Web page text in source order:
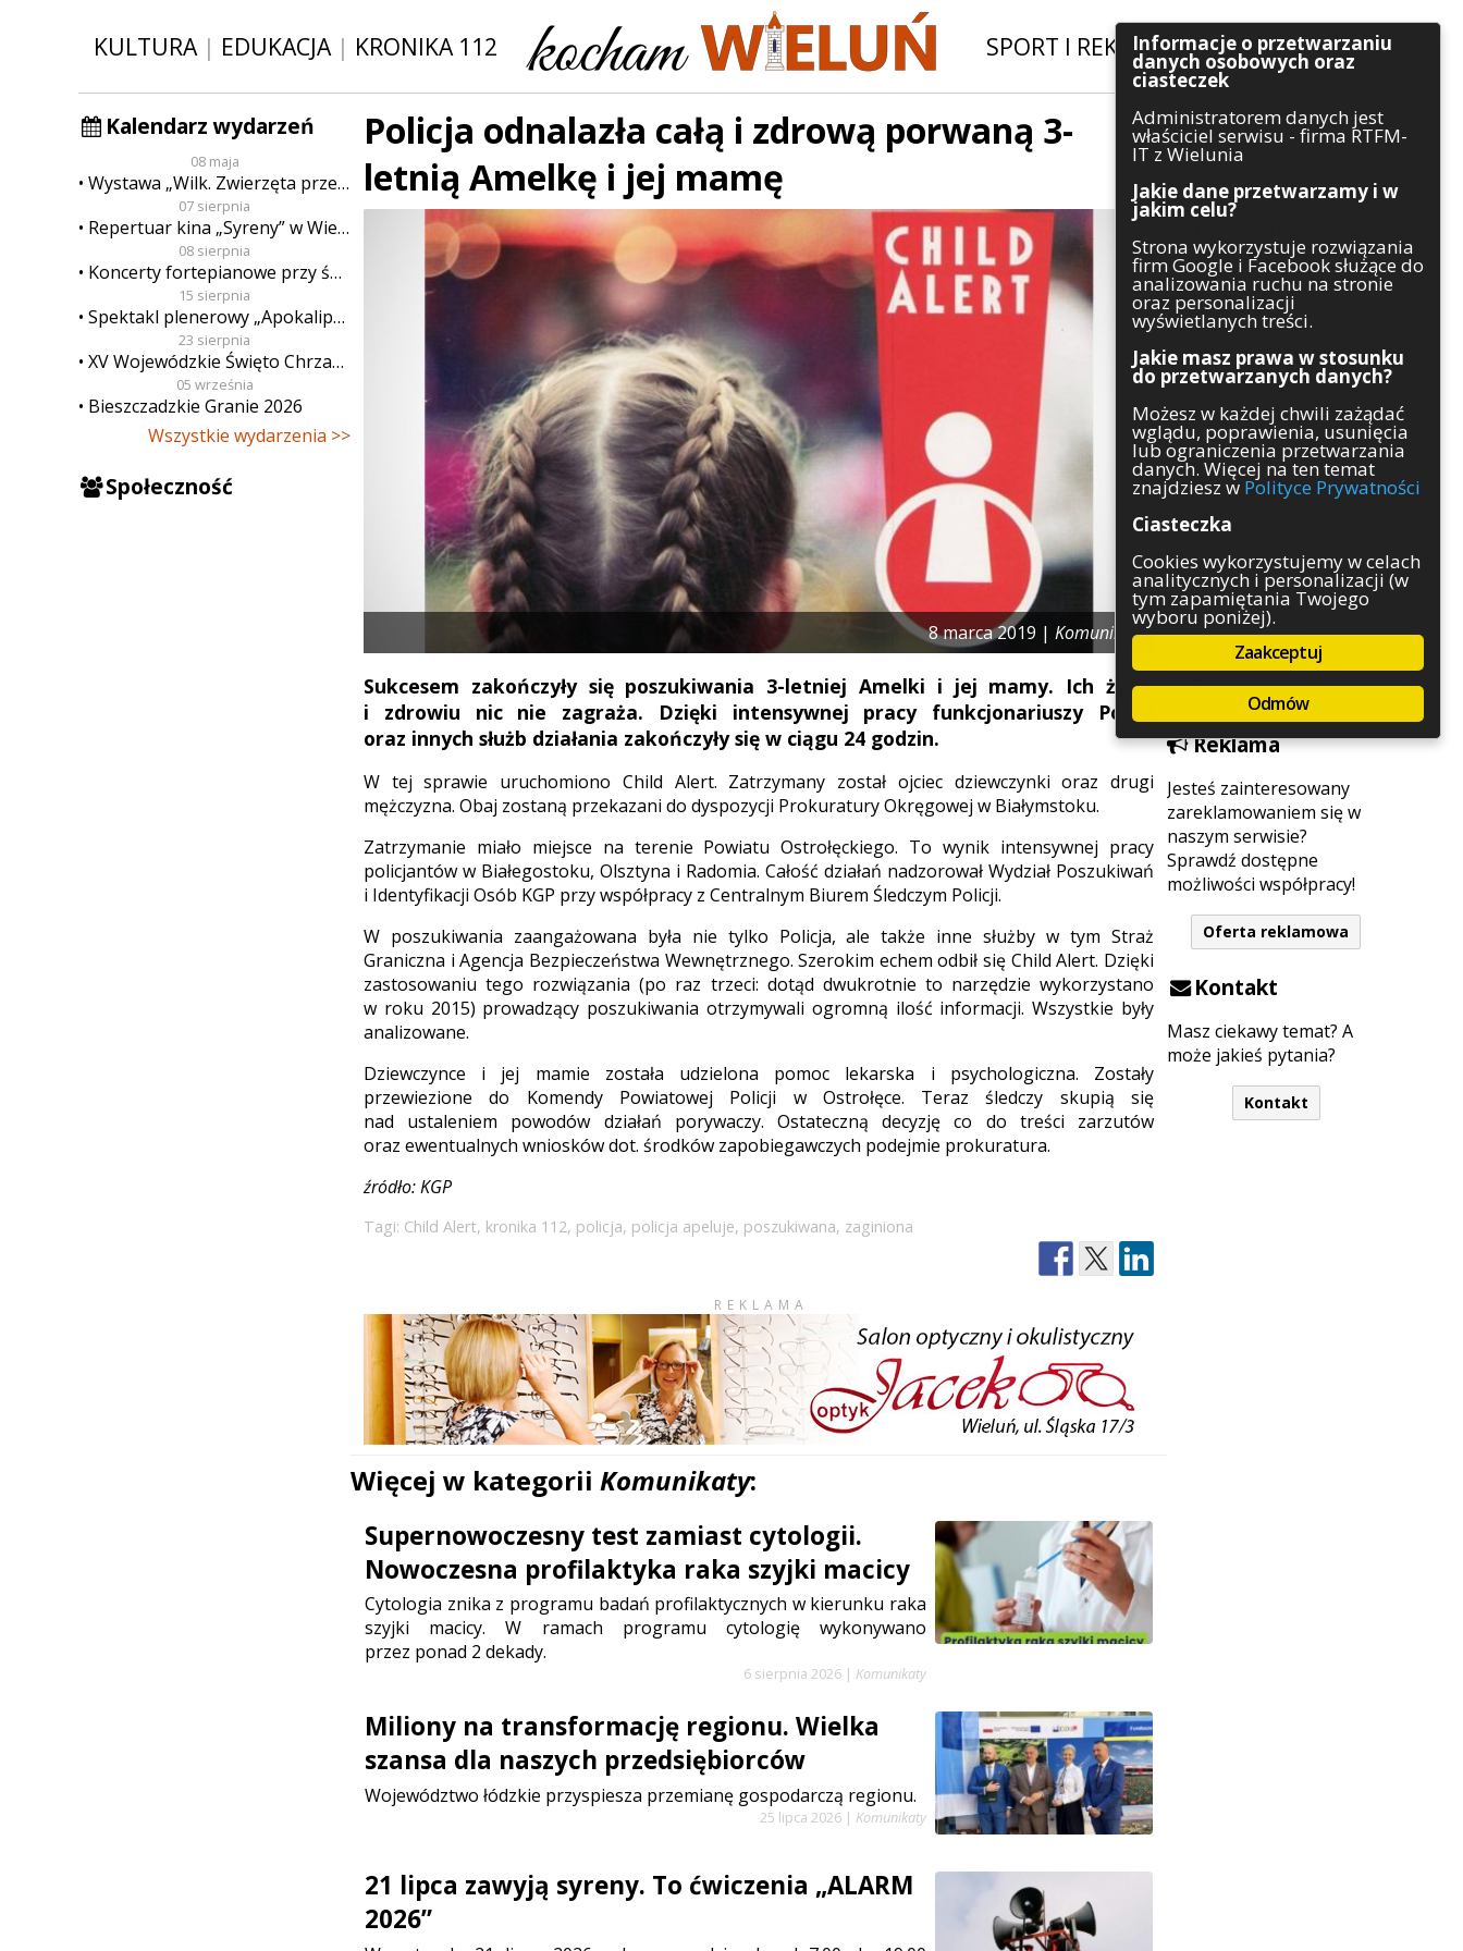
KULTURA| EDUKACJA| KRONIKA 112 SPORT I REKREACJA|INWESTYCJE
Kalendarz wydarzeń
08 maja
Wystawa „Wilk. Zwierzęta przeklęte”
07 sierpnia
Repertuar kina „Syreny” w Wieluniu w dn. od 7 do 13 sierpnia
08 sierpnia
Koncerty fortepianowe przy świecach
15 sierpnia
Spektakl plenerowy „Apokalipsa”
23 sierpnia
XV Wojewódzkie Święto Chrzanu
05 września
Bieszczadzkie Granie 2026
Wszystkie wydarzenia >>
Społeczność
Szukaj
Kategorie
Architektura
Gospodarka
Handel
Komunikaty
Kultura
Polityka
Pozostałe
Psychologia
Rolnictwo
Służby
Sport
Środowisko
Szkolnictwo
Wydarzenia
Zapowiedzi
Zdrowie
Reklama
Jesteś zainteresowany
zareklamowaniem się w
naszym serwisie?
Sprawdź dostępne
możliwości współpracy!
Oferta reklamowa
Kontakt
Masz ciekawy temat? A
może jakieś pytania?
Kontakt
Policja odnalazła całą i zdrową porwaną 3-
letnią Amelkę i jej mamę
8 marca 2019 |Komunikaty
Sukcesem zakończyły się poszukiwania 3-letniej Amelki i jej mamy. Ich życiu
i zdrowiu nic nie zagraża. Dzięki intensywnej pracy funkcjonariuszy Policji
oraz innych służb działania zakończyły się w ciągu 24 godzin.
W tej sprawie uruchomiono Child Alert. Zatrzymany został ojciec dziewczynki oraz drugi
mężczyzna. Obaj zostaną przekazani do dyspozycji Prokuratury Okręgowej w Białymstoku.
Zatrzymanie miało miejsce na terenie Powiatu Ostrołęckiego. To wynik intensywnej pracy
policjantów w Białegostoku, Olsztyna i Radomia. Całość działań nadzorował Wydział Poszukiwań
i Identyfikacji Osób KGP przy współpracy z Centralnym Biurem Śledczym Policji.
W poszukiwania zaangażowana była nie tylko Policja, ale także inne służby w tym Straż
Graniczna i Agencja Bezpieczeństwa Wewnętrznego. Szerokim echem odbił się Child Alert. Dzięki
zastosowaniu tego rozwiązania (po raz trzeci: dotąd dwukrotnie to narzędzie wykorzystano
w roku 2015) prowadzący poszukiwania otrzymywali ogromną ilość informacji. Wszystkie były
analizowane.
Dziewczynce i jej mamie została udzielona pomoc lekarska i psychologiczna. Zostały
przewiezione do Komendy Powiatowej Policji w Ostrołęce. Teraz śledczy skupią się
nad ustaleniem powodów działań porywaczy. Ostateczną decyzję co do treści zarzutów
oraz ewentualnych wniosków dot. środków zapobiegawczych podejmie prokuratura.
źródło: KGP
Tagi: Child Alert, kronika 112, policja, policja apeluje, poszukiwana, zaginiona
REKLAMA
Więcej w kategorii Komunikaty:
Supernowoczesny test zamiast cytologii.
Nowoczesna profilaktyka raka szyjki macicy
Cytologia znika z programu badań profilaktycznych w kierunku raka
szyjki macicy. W ramach programu cytologię wykonywano
przez ponad 2 dekady.
6 sierpnia 2026 | Komunikaty
Miliony na transformację regionu. Wielka
szansa dla naszych przedsiębiorców
Województwo łódzkie przyspiesza przemianę gospodarczą regionu.
25 lipca 2026 | Komunikaty
21 lipca zawyją syreny. To ćwiczenia „ALARM
2026”
Informacje o przetwarzaniu
danych osobowych oraz
ciasteczek
Administratorem danych jest
właściciel serwisu - firma RTFM-
IT z Wielunia
Jakie dane przetwarzamy i w
jakim celu?
Strona wykorzystuje rozwiązania
firm Google i Facebook służące do
analizowania ruchu na stronie
oraz personalizacji
wyświetlanych treści.
Jakie masz prawa w stosunku
do przetwarzanych danych?
Możesz w każdej chwili zażądać
wglądu, poprawienia, usunięcia
lub ograniczenia przetwarzania
danych. Więcej na ten temat
znajdziesz w Polityce Prywatności
Ciasteczka
Cookies wykorzystujemy w celach
analitycznych i personalizacji (w
tym zapamiętania Twojego
wyboru poniżej).
Zaakceptuj
Odmów